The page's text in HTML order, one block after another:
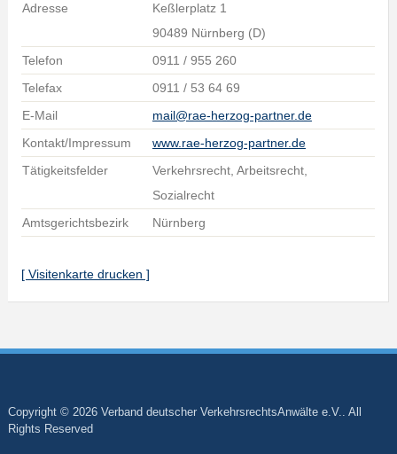
Adresse
Keßlerplatz 1
90489 Nürnberg (D)
Telefon
0911 / 955 260
Telefax
0911 / 53 64 69
E-Mail
mail@rae-herzog-partner.de
Kontakt/Impressum
www.rae-herzog-partner.de
Tätigkeitsfelder
Verkehrsrecht, Arbeitsrecht,
Sozialrecht
Amtsgerichtsbezirk
Nürnberg
[ Visitenkarte drucken ]
Copyright © 2026 Verband deutscher VerkehrsrechtsAnwälte e.V.. All
Rights Reserved